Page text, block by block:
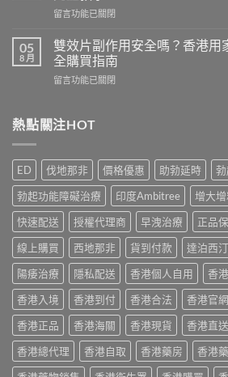
香
港
家
實
與
購
南〉
中
而
評
價：
香
港
真
用
心
得
與
購
買
建
議〉
中
在
利
勁
幾
時
有
香
港
用
家
必
讀
用
法
用
量
完
整
教
學〉
中
留言功能已關閉
05
8 月
雙效片副作用安全嗎？香港用
全購買指南
在
片
副
用
安
全
嗎？
香
港
用
家
真
實
服
用
經
驗
與
安
留言功能已關閉
熱點關注HOT
ED 伐地那非 價格優惠 助勃延時
勃起功能障礙治療
印度Ambitree 增大增
快速配送
授權代理商 早洩治療 正品
線上購買
西地那非 貨到付款 達泊西汀
陽痿治療
隱私配送 香港個人自用 香
香港入境
香港到付 香港合法 香港官網
香港正品
香港海關 香港現貨 香港直送
香港總代理
香港自取 香港藥房 香港